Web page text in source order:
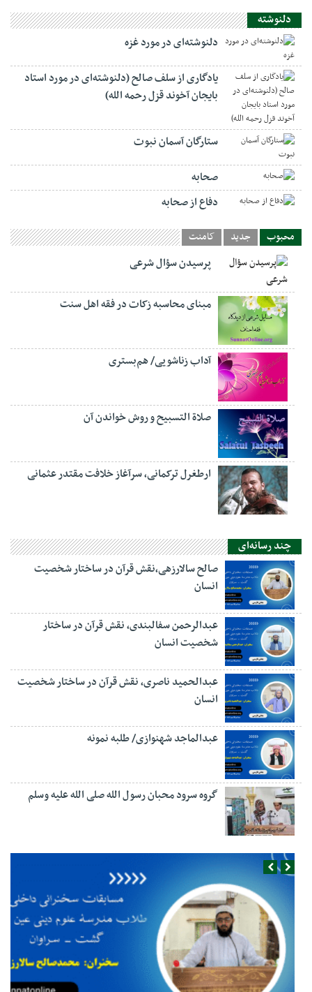
دلنوشته
دلنوشته‌ای در مورد غزه
یادگاری از سلف صالح (دلنوشته‌ای در مورد استاد
بایجان آخوند قزل رحمه الله)
ستارگان آسمان نبوت
صحابه
دفاع از صحابه
محبوب جدید کامنت
پرسیدن سؤال شرعی
مبنای محاسبه زکات در فقه اهل سنت
آداب زناشویی/ هم‌بستری
صلاة التسبيح و روش خواندن آن
ارطغرل ترکمانی، سرآغاز خلافت مقتدر عثمانی
چند رسانه‌ای
صالح سالارزهی،‌نقش قرآن در ساختار شخصیت
انسان
عبدالرحمن سفالبندی، نقش قرآن در ساختار
شخصیت انسان
عبدالحمید ناصری، نقش قرآن در ساختار شخصیت
انسان
عبدالماجد شهنوازی/ طلبه نمونه
گروه سرود محبان رسول الله صلی الله علیه وسلم